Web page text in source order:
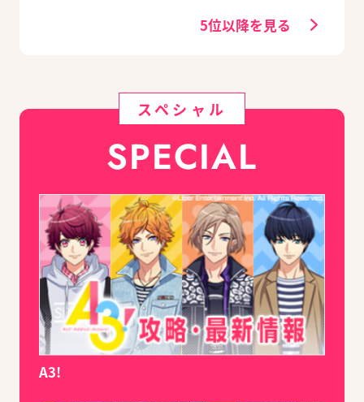
5位以降を見る
スペシャル
SPECIAL
A3!